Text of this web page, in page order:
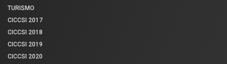
TURISMO
CICCSI 2017
CICCSI 2018
CICCSI 2019
CICCSI 2020